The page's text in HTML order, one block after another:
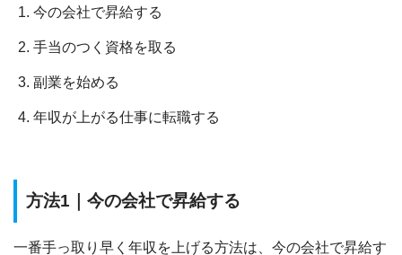
今の会社で昇給する
手当のつく資格を取る
副業を始める
年収が上がる仕事に転職する
方法1｜今の会社で昇給する
一番手っ取り早く年収を上げる方法は、 今の会社で昇給す